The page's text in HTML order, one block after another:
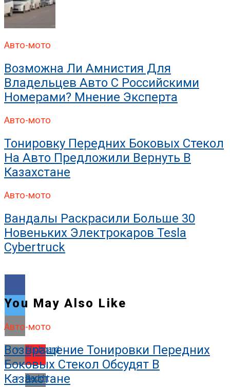
Авто-мото
Возможна Ли Амнистия Для
Владельцев Авто С Российскими
Номерами? Мнение Эксперта
Авто-мото
Тонировку Передних Боковых Стекол
На Авто Предложили Вернуть В
Казахстане
Авто-мото
Вандалы Раскрасили Больше 30
Новеньких Электрокаров Tesla
Cybertruck
Flipboard
Reddit
You May Also Like
Авто-мото
Возвращение Тонировки Передних
Боковых Стекол Обсудят В
Казахстане